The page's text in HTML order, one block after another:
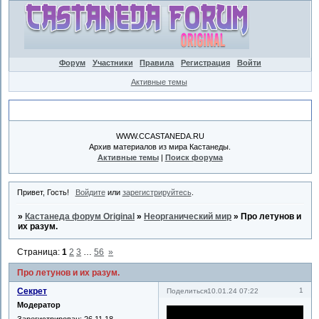
Форум Участники Правила Регистрация Войти
Активные темы
WWW.CCASTANEDA.RU
Архив материалов из мира Кастанеды.
Активные темы| Поиск форума
Привет, Гость! Войдитеили зарегистрируйтесь.
» Кастанеда форум Original » Неорганический мир » Про летунов и
их разум.
Про летунов и их разум.
Страница:1 2 3 56 »
Поделиться 1
10.01.24 07:22
Секрет
Модератор